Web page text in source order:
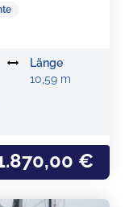
Länge
10,59 m
€